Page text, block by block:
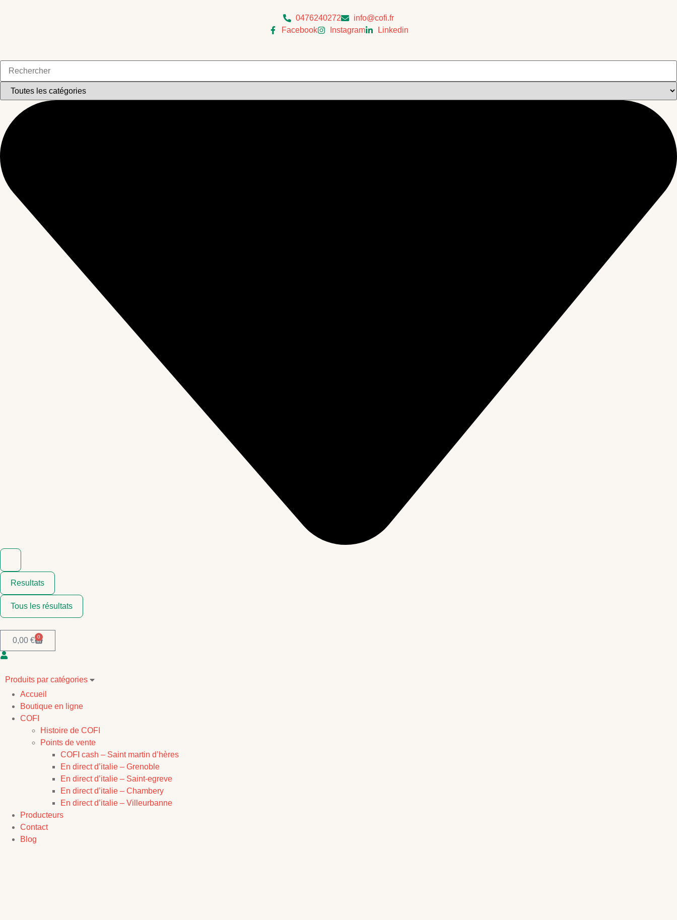
0476240272
info@cofi.fr
Facebook
Instagram Linkedin
Resultats
Tous les résultats
0,00 € 0
Produits par catégories
Accueil
Boutique en ligne
COFI
Histoire de COFI
Points de vente
COFI cash – Saint martin d’hères
En direct d’italie – Grenoble
En direct d’italie – Saint-egreve
En direct d’italie – Chambery
En direct d’italie – Villeurbanne
Producteurs
Contact
Blog